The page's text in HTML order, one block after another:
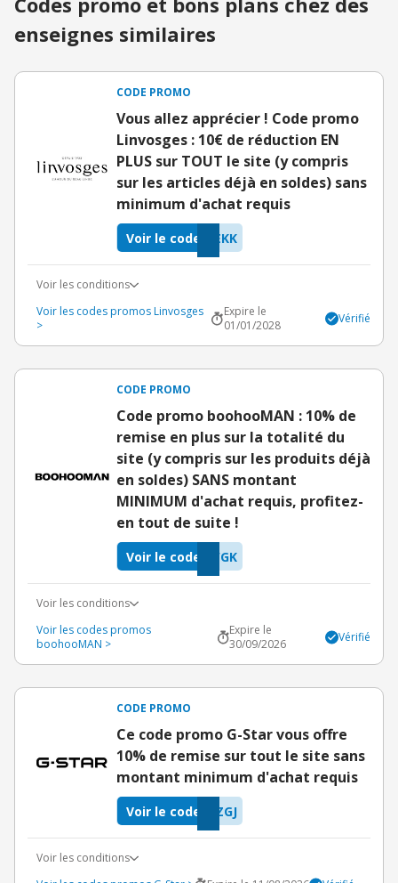
enseignes similaires
CODE PROMO
Vous allez apprécier ! Code promo
Linvosges : 10€ de réduction EN
PLUS sur TOUT le site (y compris
sur les articles déjà en soldes) sans
minimum d'achat requis
EKK
Voir le code
Voir les conditions
Voir les codes promos Linvosges
>
Expire le
01/01/2028
Vérifié
CODE PROMO
Code promo boohooMAN : 10% de
remise en plus sur la totalité du
site (y compris sur les produits déjà
en soldes) SANS montant
MINIMUM d'achat requis, profitez-
en tout de suite !
WGK
Voir le code
Voir les conditions
Voir les codes promos
boohooMAN >
Expire le
30/09/2026
Vérifié
CODE PROMO
Ce code promo G-Star vous offre
10% de remise sur tout le site sans
montant minimum d'achat requis
ZGJ
Voir le code
Voir les conditions